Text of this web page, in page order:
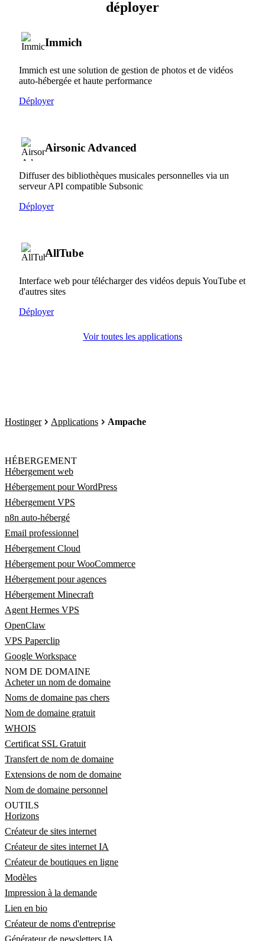
déployer
Immich
Immich est une solution de gestion de photos et de vidéos
auto-hébergée et haute performance
Déployer
Airsonic Advanced
Diffuser des bibliothèques musicales personnelles via un
serveur API compatible Subsonic
Déployer
AllTube
Interface web pour télécharger des vidéos depuis YouTube et
d'autres sites
Déployer
Voir toutes les applications
Hostinger Applications Ampache
HÉBERGEMENT
Hébergement web
Hébergement pour WordPress
Hébergement VPS
n8n auto-hébergé
Email professionnel
Hébergement Cloud
Hébergement pour WooCommerce
Hébergement pour agences
Hébergement Minecraft
Agent Hermes VPS
OpenClaw
VPS Paperclip
Google Workspace
NOM DE DOMAINE
Acheter un nom de domaine
Noms de domaine pas chers
Nom de domaine gratuit
WHOIS
Certificat SSL Gratuit
Transfert de nom de domaine
Extensions de nom de domaine
Nom de domaine personnel
OUTILS
Horizons
Créateur de sites internet
Créateur de sites internet IA
Créateur de boutiques en ligne
Modèles
Impression à la demande
Lien en bio
Créateur de noms d'entreprise
Générateur de newsletters IA